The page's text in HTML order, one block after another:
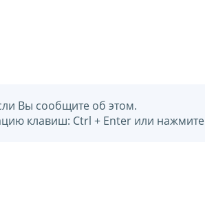
Вы сообщите об этом.
клавиш: Ctrl + Enter или нажмите